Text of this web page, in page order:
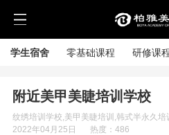
学生宿舍 零基础课程 研修课
附近美甲美睫培训学校
纹绣培训学校,美甲美睫培训,韩式半永久培
2022年04月25日
热度：486